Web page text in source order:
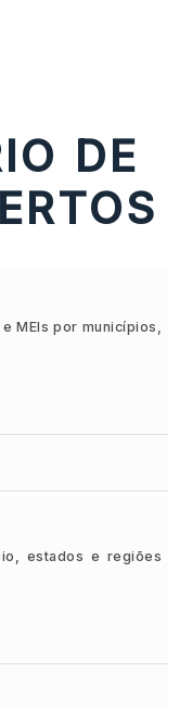
DE
MEIs por municípios,
estados e regiões